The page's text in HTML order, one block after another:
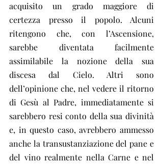
acquisito un grado maggiore di
certezza presso il popolo. Alcuni
ritengono che, con l’Ascensione,
sarebbe diventata facilmente
assimilabile la nozione della sua
discesa dal Cielo. Altri sono
dell’opinione che, nel vedere il ritorno
di Gesù al Padre, immediatamente si
sarebbero resi conto della sua divinità
e, in questo caso, avrebbero ammesso
anche la transustanziazione del pane e
del vino realmente nella Carne e nel